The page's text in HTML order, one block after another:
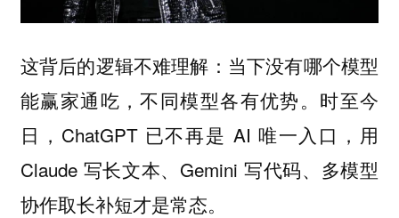
这背后的逻辑不难理解：当下没有哪个模型
能赢家通吃，不同模型各有优势。时至今
日，ChatGPT 已不再是 AI 唯一入口，用
Claude 写长文本、Gemini 写代码、多模型
协作取长补短才是常态。